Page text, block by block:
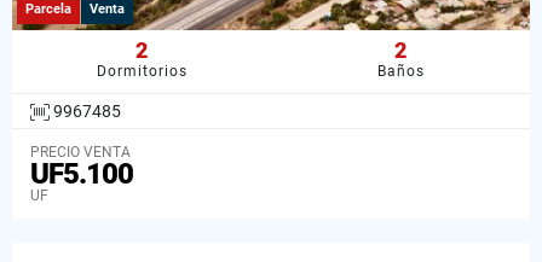
Parcela Venta
2
Dormitorios
2
Baños
9967485
PRECIO VENTA
UF5.100
UF